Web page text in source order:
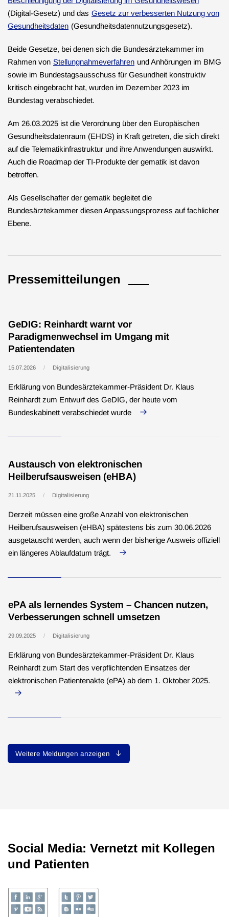
(Digital-Gesetz) und das Gesetz zur verbesserten Nutzung von
Gesundheitsdaten (Gesundheitsdatennutzungsgesetz).
Beide Gesetze, bei denen sich die Bundesärztekammer im
Rahmen von Stellungnahmeverfahren und Anhörungen im BMG
sowie im Bundestagsausschuss für Gesundheit konstruktiv
kritisch eingebracht hat, wurden im Dezember 2023 im
Bundestag verabschiedet.
Am 26.03.2025 ist die Verordnung über den Europäischen
Gesundheitsdatenraum (EHDS) in Kraft getreten, die sich direkt
auf die Telematikinfrastruktur und ihre Anwendungen auswirkt.
Auch die Roadmap der TI-Produkte der gematik ist davon
betroffen.
Als Gesellschafter der gematik begleitet die
Bundesärztekammer diesen Anpassungsprozess auf fachlicher
Ebene.
Pressemitteilungen
GeDIG: Reinhardt warnt vor
Paradigmenwechsel im Umgang mit
Patientendaten
15.07.2026 Digitalisierung
Erklärung von Bundesärztekammer-Präsident Dr. Klaus
Reinhardt zum Entwurf des GeDIG, der heute vom
Bundeskabinett verabschiedet wurde
Austausch von elektronischen
Heilberufsausweisen (eHBA)
21.11.2025 Digitalisierung
Derzeit müssen eine große Anzahl von elektronischen
Heilberufsausweisen (eHBA) spätestens bis zum 30.06.2026
ausgetauscht werden, auch wenn der bisherige Ausweis offiziell
ein längeres Ablaufdatum trägt.
ePA als lernendes System – Chancen nutzen,
Verbesserungen schnell umsetzen
29.09.2025 Digitalisierung
Erklärung von Bundesärztekammer-Präsident Dr. Klaus
Reinhardt zum Start des verpflichtenden Einsatzes der
elektronischen Patientenakte (ePA) ab dem 1. Oktober 2025.
Weitere Meldungen anzeigen
Social Media: Vernetzt mit Kollegen
und Patienten